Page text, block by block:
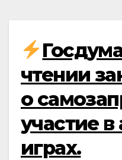
чтении
о
участие в
играх.